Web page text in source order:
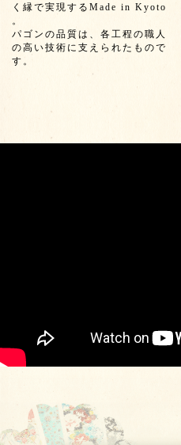
く縁で実現するMade in Kyoto
。
パゴンの品質は、各工程の職人
の高い技術に支えられたもので
す。